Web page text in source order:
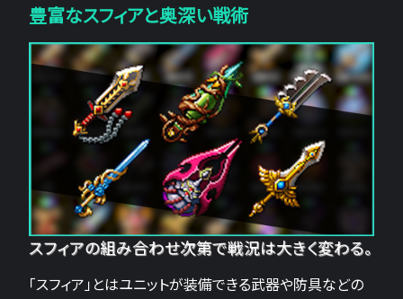
豊富なスフィアと奥深い戦術
スフィアの組み合わせ次第で戦況は大きく変わる。
「スフィア」とはユニットが装備できる武器や防具などの